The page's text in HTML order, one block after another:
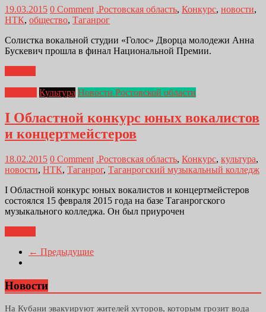
19.03.2015 0 Comment .Ростовская область, Конкурс, новости,
НТК, общество, Таганрог
Солистка вокальной студии «Голос» Дворца молодежи Анна
Бускевич прошла в финал Национальной Премии.
Культура Новости Ростовской области
I Областной конкурс юных вокалистов
и концертмейстеров
18.02.2015 0 Comment .Ростовская область, Конкурс, культура,
новости, НТК, Таганрог, Таганрогский музыкальный колледж
I Областной конкурс юных вокалистов и концертмейстеров
состоялся 15 февраля 2015 года на базе Таганрогского
музыкального колледжа. Он был приурочен
← Предыдущие
Новости
На Кубани эвакуируют жителей хуторов, которым грозит вода